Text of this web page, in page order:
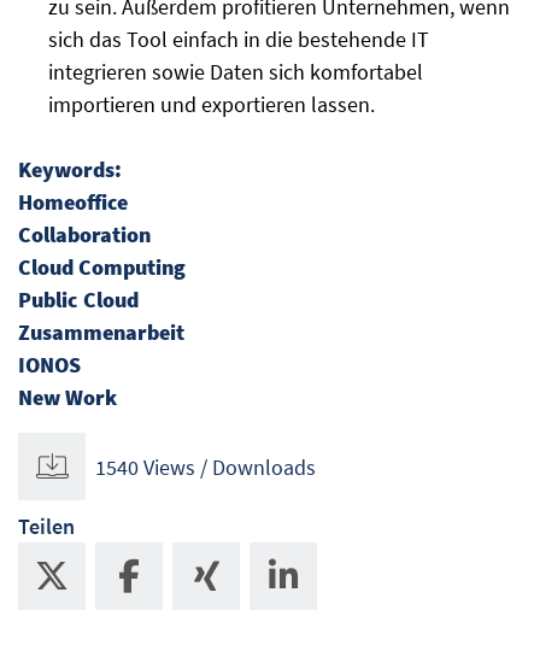
zu sein. Außerdem profitieren Unternehmen, wenn
sich das Tool einfach in die bestehende IT
integrieren sowie Daten sich komfortabel
importieren und exportieren lassen.
Keywords:
Homeoffice
Collaboration
Cloud Computing
Public Cloud
Zusammenarbeit
IONOS
New Work
1540 Views / Downloads
Teilen